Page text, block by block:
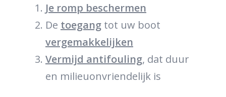
Je romp beschermen
De toegang tot uw boot
vergemakkelijken
Vermijd antifouling, dat duur
en milieuonvriendelijk is